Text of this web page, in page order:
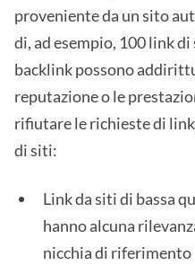
proveniente da un sito
di, ad esempio, 100 link
backlink possono
reputazione o le
rifiutare le richieste di
di siti:
Link da siti di bassa
hanno alcuna
nicchia di riferimento